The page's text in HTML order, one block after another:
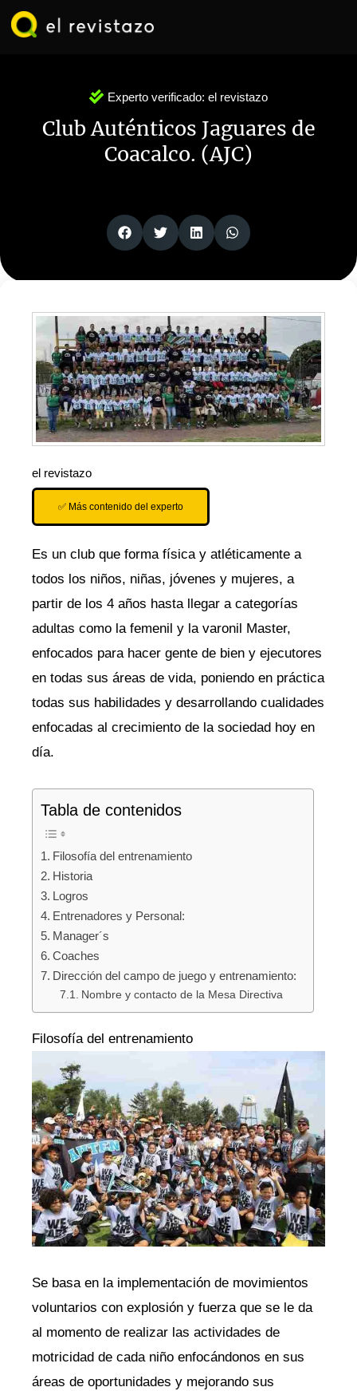
Experto verificado: el revistazo
Club Auténticos Jaguares de
Coacalco. (AJC)
el revistazo
✅ Más contenido del experto
Es un club que forma física y atléticamente a
todos los niños, niñas, jóvenes y mujeres, a
partir de los 4 años hasta llegar a categorías
adultas como la femenil y la varonil Master,
enfocados para hacer gente de bien y ejecutores
en todas sus áreas de vida, poniendo en práctica
todas sus habilidades y desarrollando cualidades
enfocadas al crecimiento de la sociedad hoy en
día.
Tabla de contenidos
Filosofía del entrenamiento
Historia
Logros
Entrenadores y Personal:
Manager´s
Coaches
Dirección del campo de juego y entrenamiento:
Nombre y contacto de la Mesa Directiva
Filosofía del entrenamiento
Se basa en la implementación de movimientos
voluntarios con explosión y fuerza que se le da
al momento de realizar las actividades de
motricidad de cada niño enfocándonos en sus
áreas de oportunidades y mejorando sus